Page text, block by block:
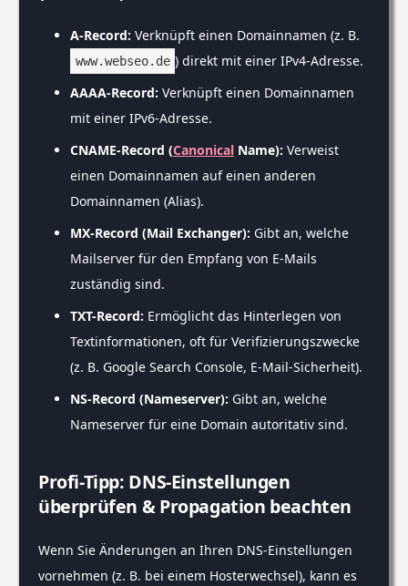
A-Record: Verknüpft einen Domainnamen (z. B.
www.webseo.de ) direkt mit einer IPv4-Adresse.
AAAA-Record: Verknüpft einen Domainnamen
mit einer IPv6-Adresse.
CNAME-Record (Canonical Name): Verweist
einen Domainnamen auf einen anderen
Domainnamen (Alias).
MX-Record (Mail Exchanger): Gibt an, welche
Mailserver für den Empfang von E-Mails
zuständig sind.
TXT-Record: Ermöglicht das Hinterlegen von
Textinformationen, oft für Verifizierungszwecke
(z. B. Google Search Console, E-Mail-Sicherheit).
NS-Record (Nameserver): Gibt an, welche
Nameserver für eine Domain autoritativ sind.
Profi-Tipp: DNS-Einstellungen
überprüfen & Propagation beachten
Wenn Sie Änderungen an Ihren DNS-Einstellungen
vornehmen (z. B. bei einem Hosterwechsel), kann es